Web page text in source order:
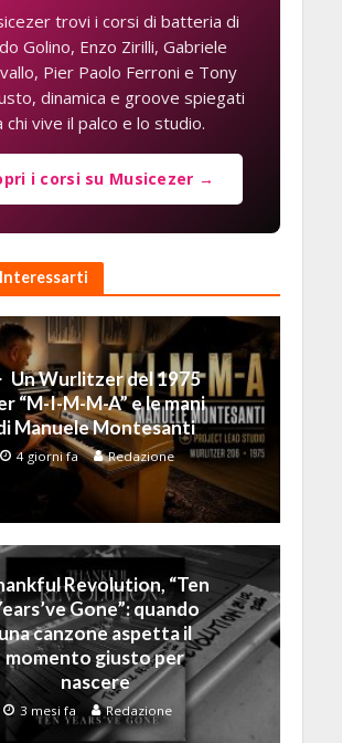
trovi i corsi di batteria di
Golino, Enzo Zirilli, Gabriele
Pier Paolo Ferroni e Tony
dinamica e groove spiegati
chi vive il palco e lo studio.
i corsi su Musicezer →
Un Wurlitzer del 1975
“M-I-M-M-A” e le mani
Manuele Montesanti
4 giorni fa Redazione
Revolution, “Ten
Gone”: quando
una canzone aspetta il
momento giusto per
nascere
3 mesi fa Redazione